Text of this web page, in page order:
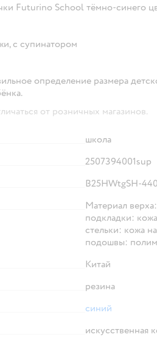
Futurino School тёмно-синего
с супинатором
определение размера
от розничных магазинов.
школа
2507394001sup
B25HWtgSH-
Материал
подкладки:
стельки: кожа
подошвы:
Китай
резина
синий
искусственная